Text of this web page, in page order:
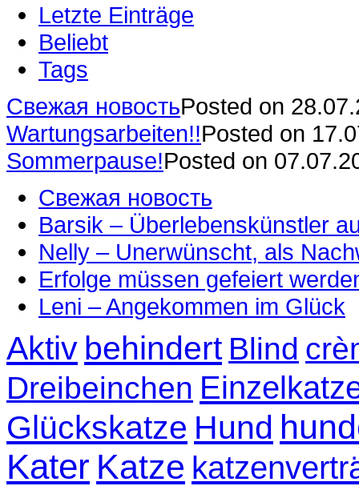
Letzte Einträge
Beliebt
Tags
Свежая новостьPosted on
Wartungsarbeiten!!Posted on
Sommerpause!Posted on
Свежая новость
Barsik – Überlebenskünstler
Nelly – Unerwünscht, als
Erfolge müssen gefeiert
Leni – Angekommen im Glück
Aktiv behindert Blind
Dreibeinchen
Glückskatze Hund
Kater Katze